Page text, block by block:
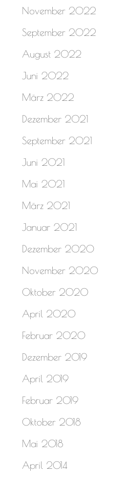
November 2022
September 2022
August 2022
Juni 2022
März 2022
Dezember 2021
September 2021
Juni 2021
Mai 2021
März 2021
Januar 2021
Dezember 2020
November 2020
Oktober 2020
April 2020
Februar 2020
Dezember 2019
April 2019
Februar 2019
Oktober 2018
Mai 2018
April 2014